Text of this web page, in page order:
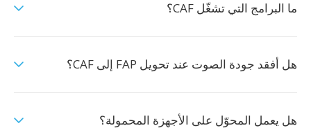
ما البرامج التي تشغّل CAF؟
هل أفقد جودة الصوت عند تحويل FAP إلى CAF؟
هل يعمل المحوّل على الأجهزة المحمولة؟